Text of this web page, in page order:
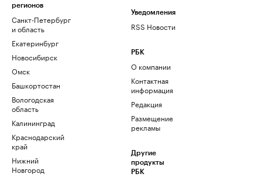
регионов
Санкт-Петербург
и область
Екатеринбург
Новосибирск
Омск
Башкортостан
Вологодская
область
Калининград
Краснодарский
край
Нижний
Новгород
Уведомления
RSS Новости
РБК
О компании
Контактная
информация
Редакция
Размещение
рекламы
Другие
продукты
РБК